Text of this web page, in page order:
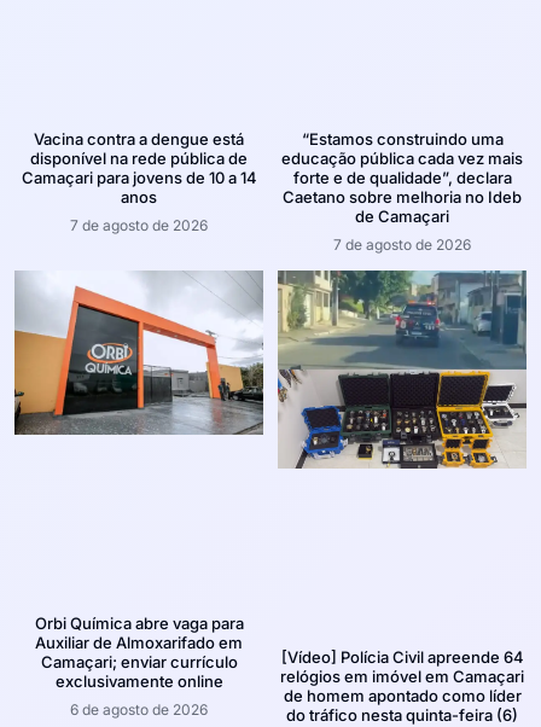
Vacina contra a dengue está
disponível na rede pública de
Camaçari para jovens de 10 a 14
anos
7 de agosto de 2026
“Estamos construindo uma
educação pública cada vez mais
forte e de qualidade”, declara
Caetano sobre melhoria no Ideb
de Camaçari
7 de agosto de 2026
Orbi Química abre vaga para
Auxiliar de Almoxarifado em
Camaçari; enviar currículo
exclusivamente online
6 de agosto de 2026
[Vídeo] Polícia Civil apreende 64
relógios em imóvel em Camaçari
de homem apontado como líder
do tráfico nesta quinta-feira (6)